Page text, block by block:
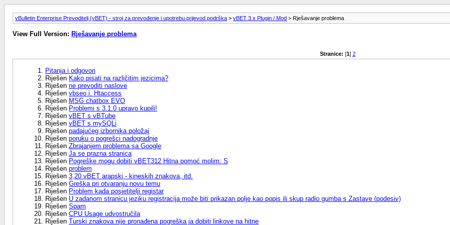
vBulletin Enterprise Prevoditelj (vBET) - stroj za prevođenje i upotrebu prijevod podrška > vBET 3.x Plugin / Mod > Rješavanje problema
View Full Version: Rješavanje problema
Stranice: [1] 2
Pitanja i odgovori
Riješen Kako pisati na različitim jezicima?
Riješen ne prevoditi naslove
Riješen vbseo i. Htaccess
Riješen MSG chatbox EVO
Riješen Problemi s 3.1.0 upravo kupili!
Riješen vBET s vBTube
Riješen vBET s mySQLi
Riješen padajućeg izbornika položaj
Riješen poruku o pogrešci nadogradnje
Riješen Zbrajanjem problema sa Google
Riješen Ja se prazna stranica
Riješen Pogreške mogu dobiti vBET312 Hitna pomoć molim: S
Riješen problem
Riješen 3,20 vBET arapski - kineskih znakova, itd.
Riješen Greška pri otvaranju novu temu
Riješen Problem kada posjetitelji registar
Riješen U zadanom stranicu jeziku registracija može biti prikazan polje kao popis ili skup radio gumba s Zastave (podesiv)
Riješen Spam
Riješen CPU Usage udvostručila
Riješen Turski znakova nije pronađena pogreška ja dobiti linkove na hitne